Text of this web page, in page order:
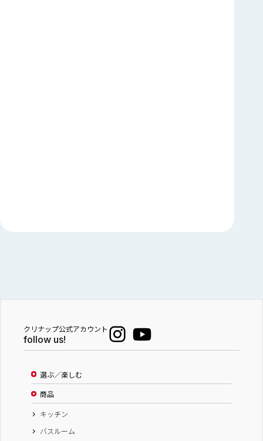
クリナップ公式アカウント
follow us!
選ぶ／楽しむ
商品
キッチン
バスルーム